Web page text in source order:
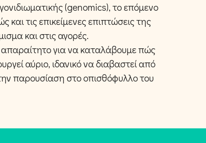
(genomics), το επόμενο
τις επικείμενες επιπτώσεις της
και στις αγορές.
απαραίτητο για να καταλάβουμε πώς
αύριο, ιδανικό να διαβαστεί από
παρουσίαση στο οπισθόφυλλο του